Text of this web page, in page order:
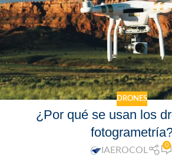
DRONES
¿Por qué se usan los
IAEROCOL
0